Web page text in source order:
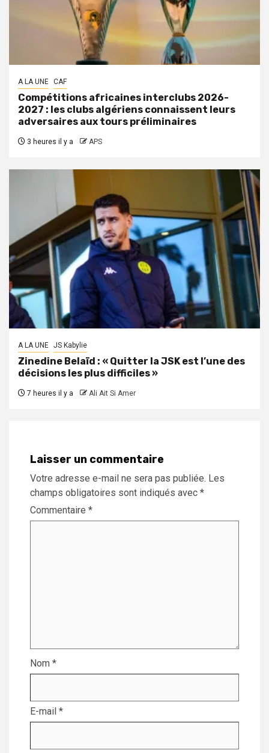
A LA UNE CAF
Compétitions africaines interclubs 2026-
2027 : les clubs algériens connaissent leurs
adversaires aux tours préliminaires
3 heures il y a APS
A LA UNE JS Kabylie
Zinedine Belaïd : « Quitter la JSK est l’une des
décisions les plus difficiles »
7 heures il y a Ali Ait Si Amer
Laisser un commentaire
Votre adresse e-mail ne sera pas publiée. Les
champs obligatoires sont indiqués avec *
Commentaire *
Nom *
E-mail *